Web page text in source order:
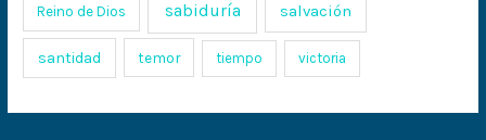
Reino de Dios sabiduría salvación
santidad temor tiempo victoria